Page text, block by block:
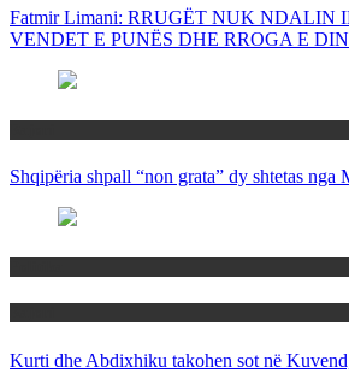
Fatmir Limani: RRUGËT NUK NDALIN
VENDET E PUNËS DHE RROGA E
Shqipëria shpall “non grata” dy shtetas nga
Kurti dhe Abdixhiku takohen sot në